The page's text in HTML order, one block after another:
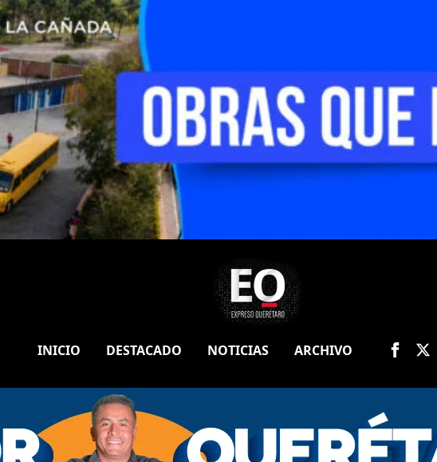
INICIO DESTACADO NOTICIAS ARCHIVO